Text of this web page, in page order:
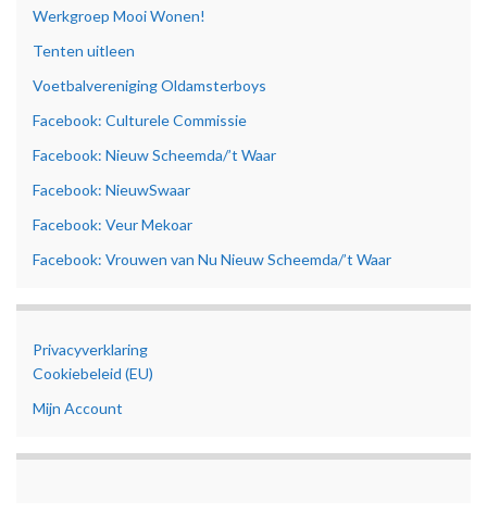
Werkgroep Mooi Wonen!
Tenten uitleen
Voetbalvereniging Oldamsterboys
Facebook: Culturele Commissie
Facebook: Nieuw Scheemda/’t Waar
Facebook: NieuwSwaar
Facebook: Veur Mekoar
Facebook: Vrouwen van Nu Nieuw Scheemda/’t Waar
Privacyverklaring
Cookiebeleid (EU)
Mijn Account